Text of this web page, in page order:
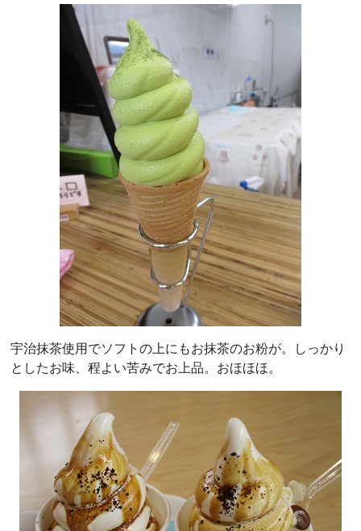
宇治抹茶使用でソフトの上にもお抹茶のお粉が。しっかり
としたお味、程よい苦みでお上品。おほほほ。